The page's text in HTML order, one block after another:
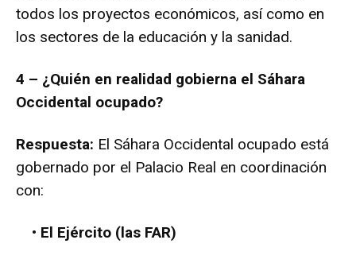
todos los proyectos económicos, así como en
los sectores de la educación y la sanidad.
4 – ¿Quién en realidad gobierna el Sáhara
Occidental ocupado?
Respuesta: El Sáhara Occidental ocupado está
gobernado por el Palacio Real en coordinación
con:
• El Ejército (las FAR)